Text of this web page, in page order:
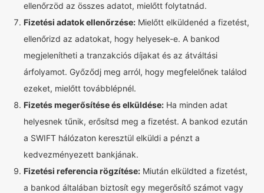
ellenőrzöd az összes adatot, mielőtt folytatnád.
Fizetési adatok ellenőrzése: Mielőtt elküldenéd a fizetést,
ellenőrizd az adatokat, hogy helyesek-e. A bankod
megjelenítheti a tranzakciós díjakat és az átváltási
árfolyamot. Győződj meg arról, hogy megfelelőnek találod
ezeket, mielőtt továbblépnél.
Fizetés megerősítése és elküldése: Ha minden adat
helyesnek tűnik, erősítsd meg a fizetést. A bankod ezután
a SWIFT hálózaton keresztül elküldi a pénzt a
kedvezményezett bankjának.
Fizetési referencia rögzítése: Miután elküldted a fizetést,
a bankod általában biztosít egy megerősítő számot vagy